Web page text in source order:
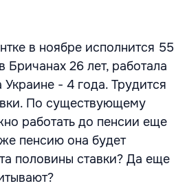
в ноябре исполнится 55
Бричанах 26 лет, работала
- 4 года. Трудится
По существующему
работать до пенсии еще
пенсию она будет
половины ставки? Да еще